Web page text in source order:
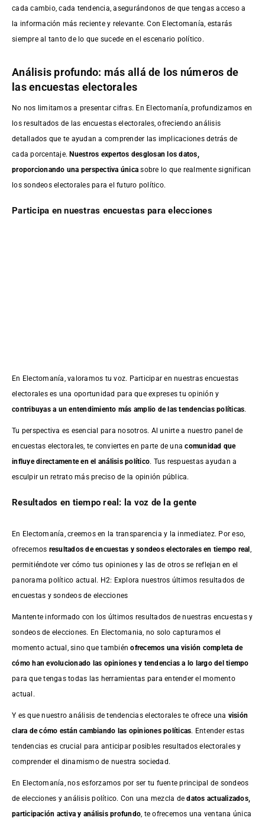
cada cambio, cada tendencia, asegurándonos de que tengas acceso a
la información más reciente y relevante. Con Electomanía, estarás
siempre al tanto de lo que sucede en el escenario político.
Análisis profundo: más allá de los números de
las encuestas electorales
No nos limitamos a presentar cifras. En Electomanía, profundizamos en
los resultados de las encuestas electorales, ofreciendo análisis
detallados que te ayudan a comprender las implicaciones detrás de
cada porcentaje.Nuestros expertos desglosan los datos,
proporcionando una perspectiva única sobre lo que realmente significan
los sondeos electorales para el futuro político.
Participa en nuestras encuestas para elecciones
En Electomanía, valoramos tu voz. Participar en nuestras encuestas
electorales es una oportunidad para que expreses tu opinión y
contribuyas a un entendimiento más amplio de las tendencias políticas.
Tu perspectiva es esencial para nosotros. Al unirte a nuestro panel de
encuestas electorales, te conviertes en parte de unacomunidad que
influye directamente en el análisis político. Tus respuestas ayudan a
esculpir un retrato más preciso de la opinión pública.
Resultados en tiempo real: la voz de la gente
En Electomanía, creemos en la transparencia y la inmediatez. Por eso,
ofrecemos resultados deencuestas y sondeos electorales en tiempo real
permitiéndote ver cómo tus opiniones y las de otros se reflejan en el
panorama político actual. H2: Explora nuestros últimos resultados de
encuestas y sondeos de elecciones
Mantente informado con los últimos resultados de nuestras encuestasy
sondeos de elecciones. En Electomania, no solo capturamos el
momento actual, sino que tambiénofrecemos una visión completa de
cómo han evolucionado las opiniones y tendencias a lo largo del tiempo
para que tengas todas las herramientas para entender el momento
actual.
Y es que nuestro análisis de tendencias electorales te ofrece una visión
clara de cómo están cambiando las opiniones políticas. Entender estas
tendencias es crucial para anticipar posibles resultados electorales y
comprender el dinamismo de nuestra sociedad.
En Electomanía, nos esforzamos por ser tu fuente principal de sondeos
de elecciones y análisis político. Con una mezcla dedatos actualizados,
participación activa y análisis profundo , te ofrecemos una ventana única